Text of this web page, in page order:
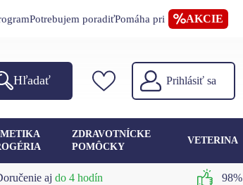
Potrebujem poradiťPomáha pri AKCIE
Hľadať Prihlásiť sa
ZDRAVOTNÍCKE
POMÔCKY
VETERINA
ajdo 4 hodín 98%